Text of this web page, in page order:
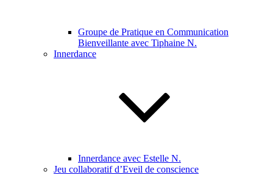
Groupe de Pratique en Communication
Bienveillante avec Tiphaine N.
Innerdance
Innerdance avec Estelle N.
Jeu collaboratif d’Eveil de conscience